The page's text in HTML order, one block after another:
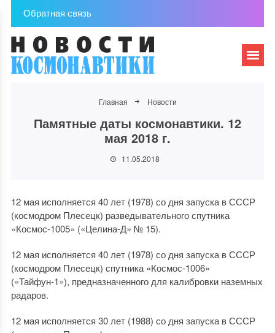
Обратная связь
Главная Новости
Памятные даты космонавтики. 12
мая 2018 г.
11.05.2018
12 мая исполняется 40 лет (1978) со дня запуска в СССР
(космодром Плесецк) разведывательного спутника
«Космос-1005» («Целина-Д» № 15).
12 мая исполняется 40 лет (1978) со дня запуска в СССР
(космодром Плесецк) спутника «Космос-1006»
(«Тайфун-1»), предназначенного для калибровки наземных
радаров.
12 мая исполняется 30 лет (1988) со дня запуска в СССР